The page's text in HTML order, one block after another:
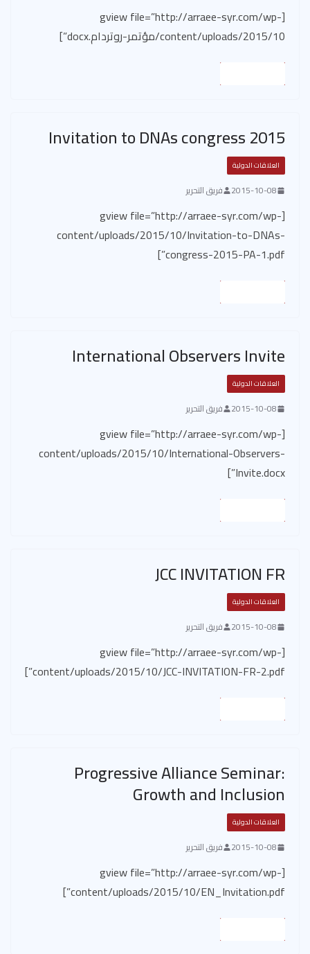
[gview file=”http://arraee-syr.com/wp-
content/uploads/2015/10/مؤتمر-روتردام.docx”]
Invitation to DNAs congress 2015
العلاقات الدولية
2015-10-08 فريق التحرير
[gview file=”http://arraee-syr.com/wp-
content/uploads/2015/10/Invitation-to-DNAs-
congress-2015-PA-1.pdf”]
International Observers Invite
العلاقات الدولية
2015-10-08 فريق التحرير
[gview file=”http://arraee-syr.com/wp-
content/uploads/2015/10/International-Observers-
Invite.docx”]
JCC INVITATION FR
العلاقات الدولية
2015-10-08 فريق التحرير
[gview file=”http://arraee-syr.com/wp-
content/uploads/2015/10/JCC-INVITATION-FR-2.pdf”]
Progressive Alliance Seminar:
Growth and Inclusion
العلاقات الدولية
2015-10-08 فريق التحرير
[gview file=”http://arraee-syr.com/wp-
content/uploads/2015/10/EN_Invitation.pdf”]